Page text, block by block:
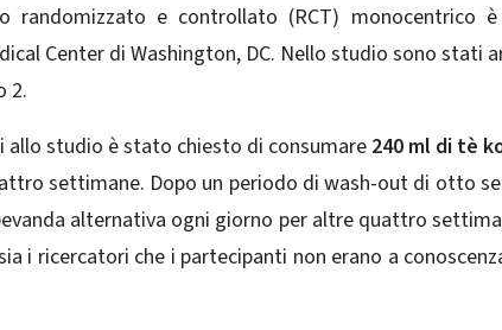
randomizzato e controllato (RCT) monocentrico
Center di Washington, DC. Nello studio sono stati
2.
allo studio è stato chiesto di consumare 240 ml di tè
settimane. Dopo un periodo di wash-out di otto
alternativa ogni giorno per altre quattro
​​i ricercatori che i partecipanti non erano a